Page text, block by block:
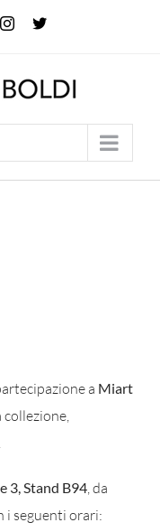
Instagram
X
a Miart
collezione,
3, Stand B94, da
i seguenti orari: